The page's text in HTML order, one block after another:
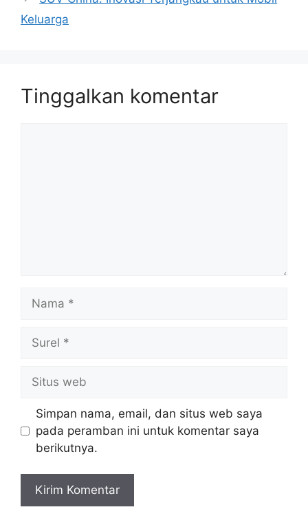
Keluarga
Tinggalkan komentar
web
Simpan nama, email, dan situs web saya
pada peramban ini untuk komentar saya
berikutnya.